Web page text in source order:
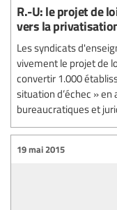
R.-U: le projet de
vers la
Les syndicats
vivement le projet de
convertir 1.000
situation d’échec »
bureaucratiques et
19 mai 2015